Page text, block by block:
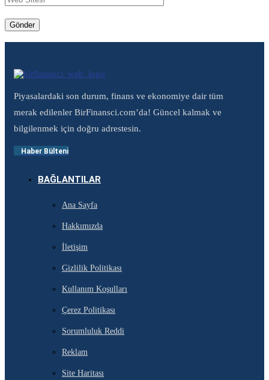
Piyasalardaki son durum, finans ve ekonomiye dair tüm
merak edilenler BirFinansci.com’da! Güncel kalmak ve
bilgilenmek için doğru adrestesin.
Haber Bülteni
BAĞLANTILAR
Ana Sayfa
Hakkımızda
İletişim
Gizlilik Politikası
Kullanım Koşulları
Çerez Politikası
Sorumluluk Reddi
Reklam
Site Haritası